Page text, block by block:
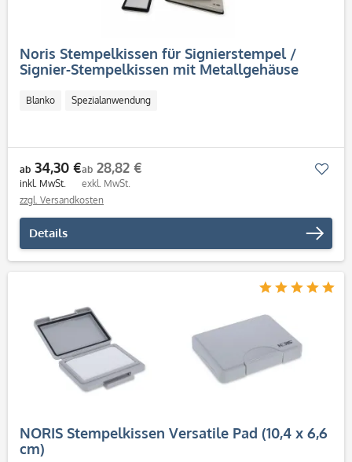
Noris Stempelkissen für Signierstempel /
Signier-Stempelkissen mit Metallgehäuse
Blanko Spezialanwendung
ab 34,30 €
inkl. MwSt.
ab 28,82 €
exkl. MwSt.
zzgl. Versandkosten
Details
NORIS Stempelkissen Versatile Pad (10,4 x 6,6
cm)